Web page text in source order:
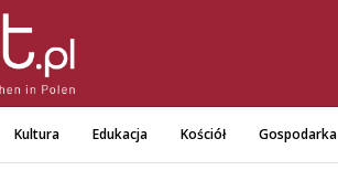
Kultura Edukacja Kościół Gospodarka